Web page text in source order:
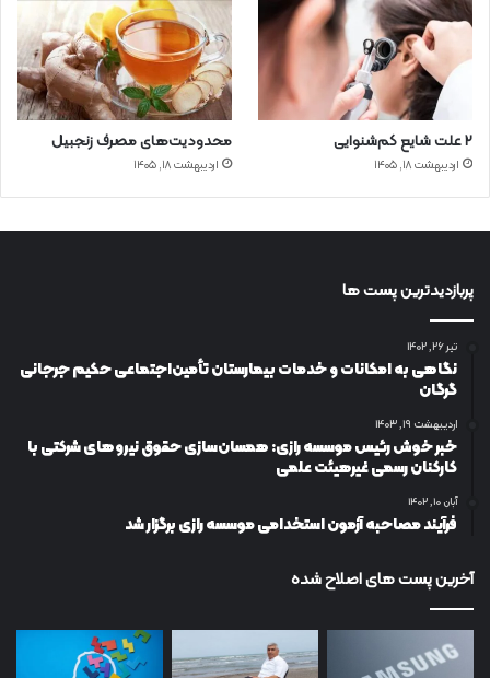
۲ علت شایع‌ کم‌شنوایی
اردیبهشت ۱۸, ۱۴۰۵
محدودیت‌های مصرف زنجبیل
اردیبهشت ۱۸, ۱۴۰۵
پربازدیدترین پست ها
تیر ۲۶, ۱۴۰۲
نگاهی به امکانات و خدمات بیمارستان تأمین‌اجتماعی حکیم جرجانی
گرگان
اردیبهشت ۱۹, ۱۴۰۳
خبر خوش رئیس موسسه رازی: همسان‌سازی حقوق نیروهای شرکتی با
کارکنان رسمی غیرهیئت علمی
آبان ۱۰, ۱۴۰۲
فرآیند مصاحبه آزمون استخدامی موسسه رازی برگزار شد
آخرین پست های اصلاح شده